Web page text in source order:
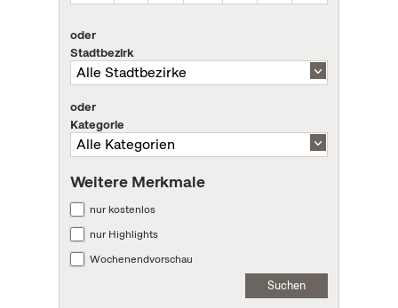
oder
Stadtbezirk
oder
Kategorie
Weitere Merkmale
nur kostenlos
nur Highlights
Wochenendvorschau
Suchen